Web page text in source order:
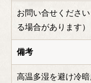
お問い合せくださ
る場合があります）
備考
高温多湿を避け冷